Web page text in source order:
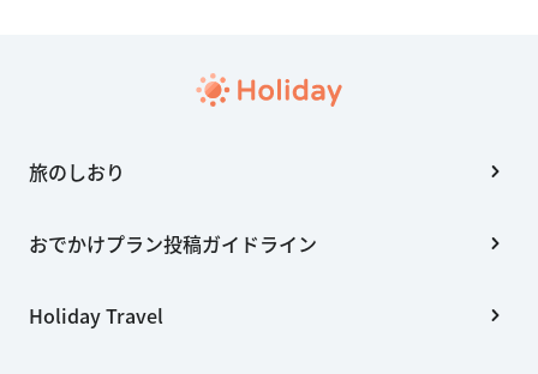
旅のしおり
おでかけプラン投稿ガイドライン
Holiday Travel